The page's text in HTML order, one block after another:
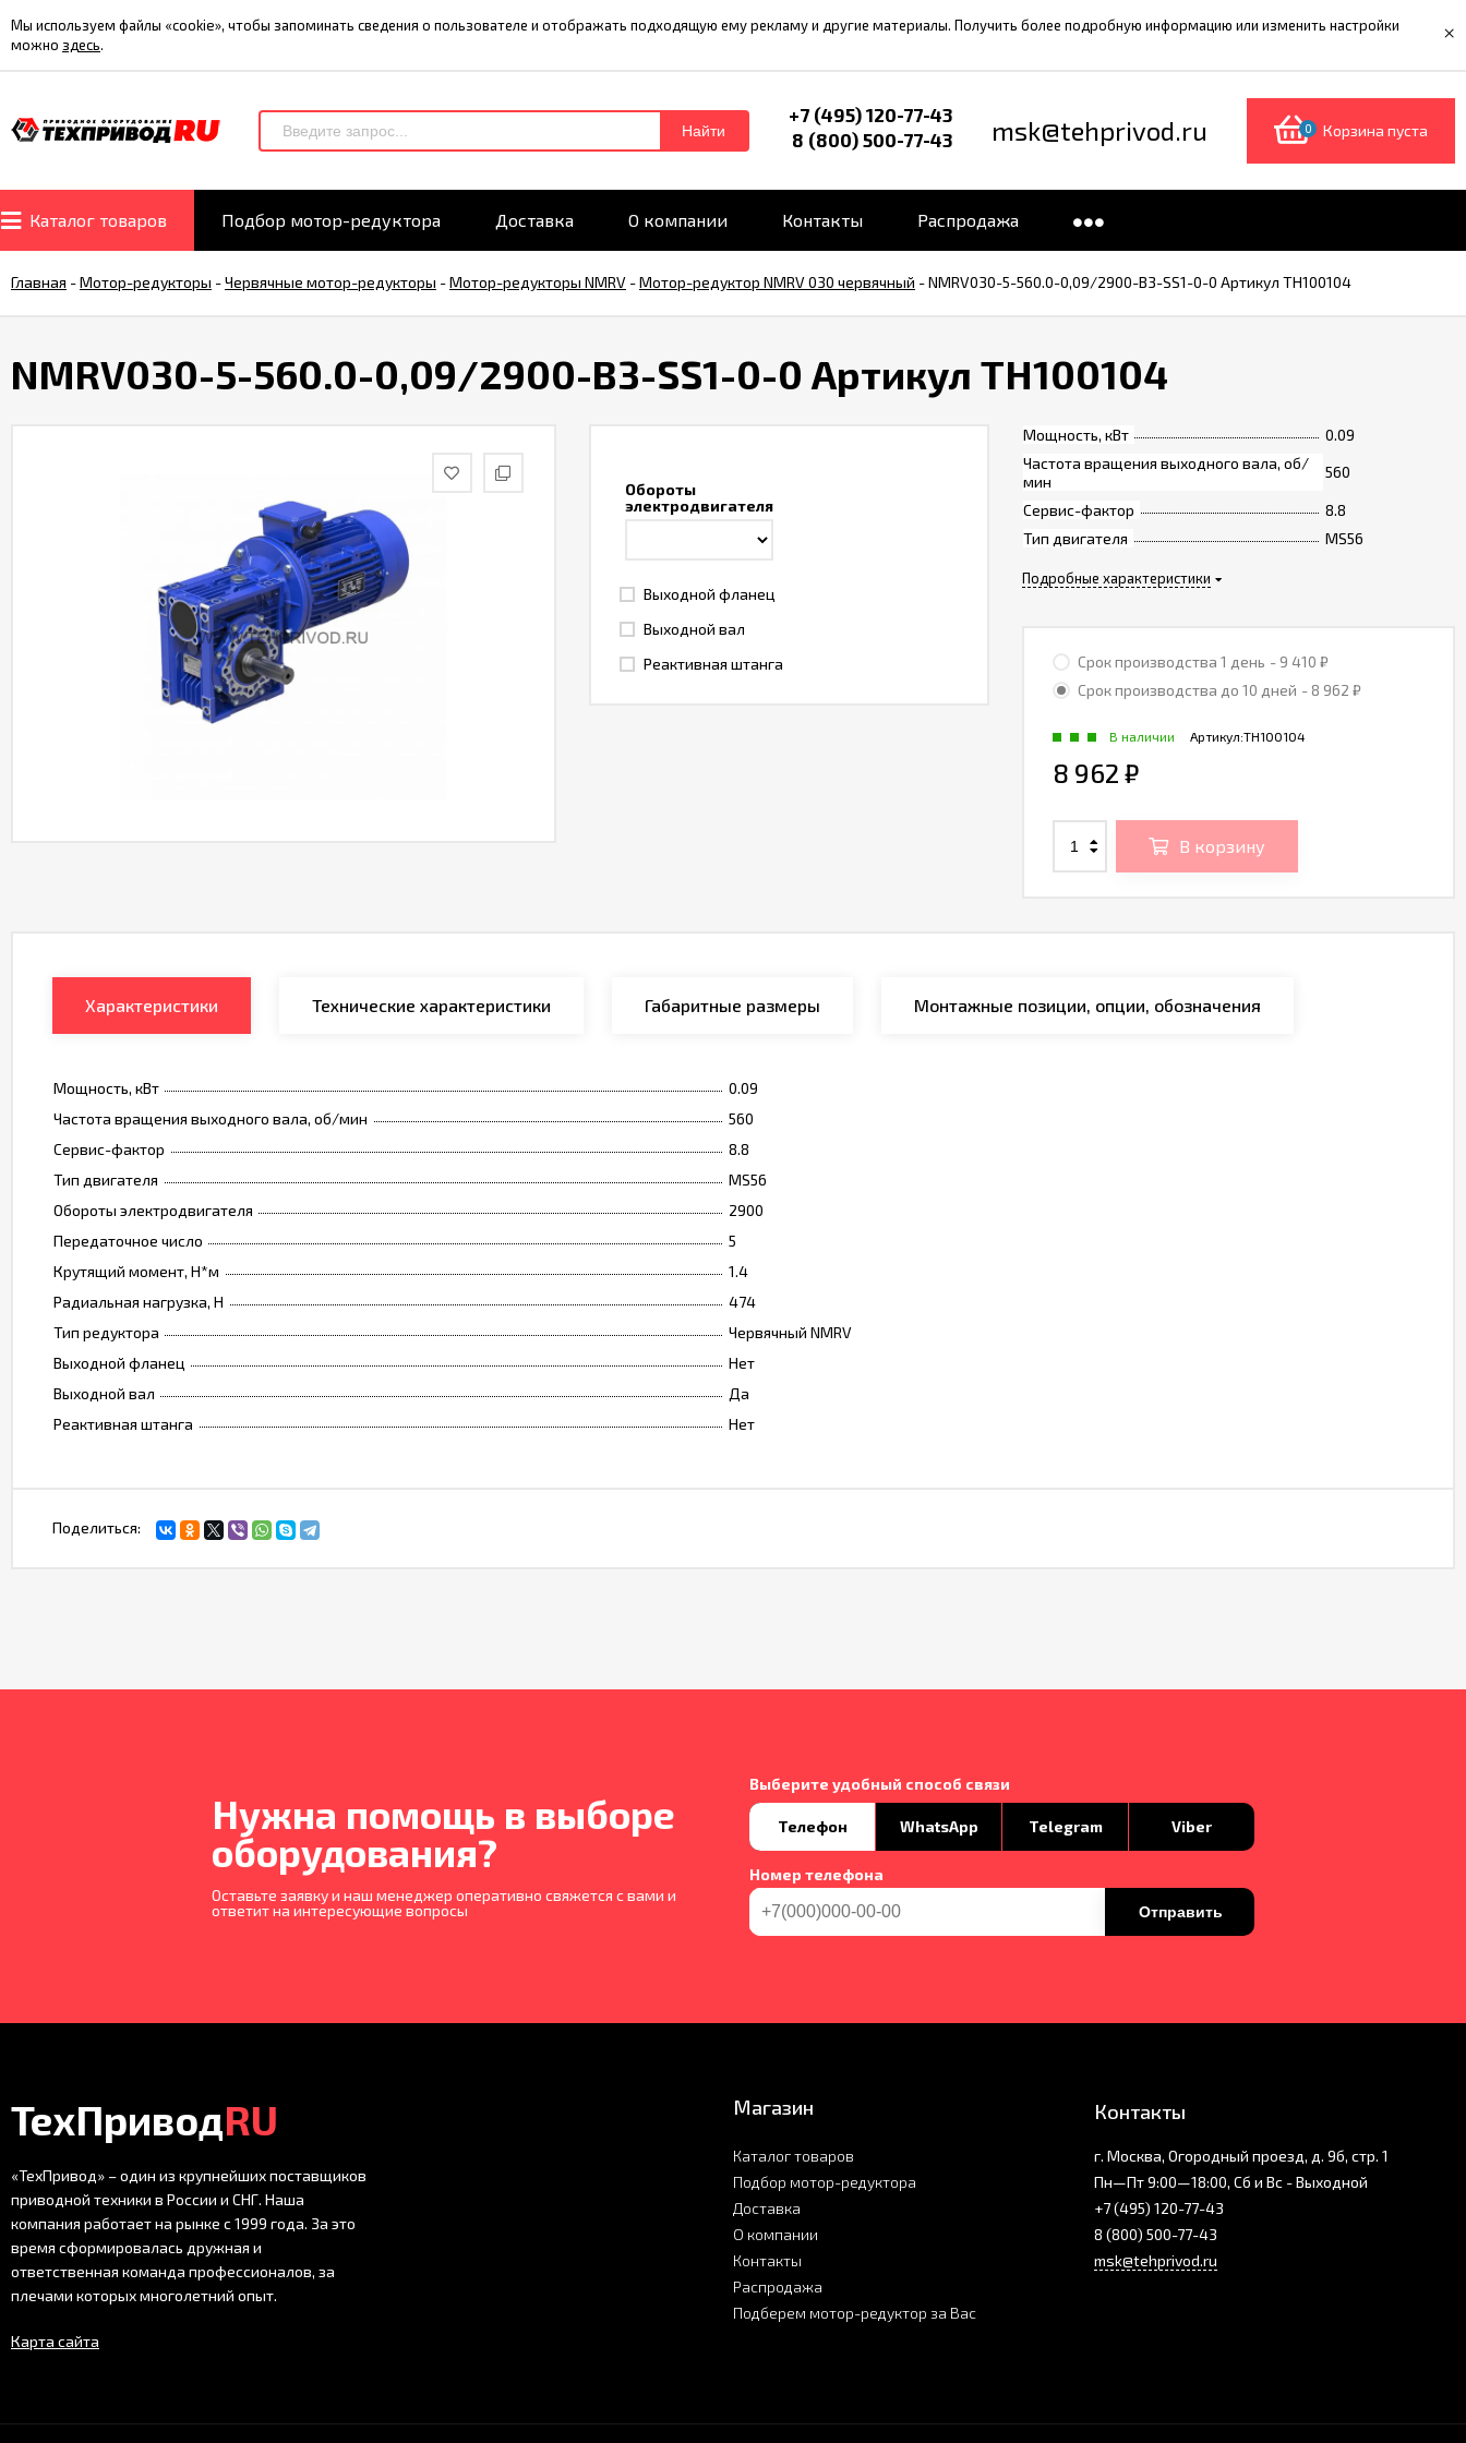
Мы используем файлы «cookie», чтобы запоминать сведения о пользователе и отображать подходящую ему рекламу и другие материалы. Получить более подробную информацию или изменить настройки
можно здесь. ×
Найти
+7 (495) 120-77-43
8 (800) 500-77-43
msk@tehprivod.ru 0 Корзина пуста
Каталог товаров Подбор мотор-редуктора Доставка О компании Контакты Распродажа
Главная -Мотор-редукторы -Червячные мотор-редукторы -Мотор-редукторы NMRV -Мотор-редуктор NMRV 030 червячный -NMRV030-5-560.0-0,09/2900-B3-SS1-0-0 Артикул TH100104
NMRV030-5-560.0-0,09/2900-B3-SS1-0-0 Артикул TH100104
Обороты
электродвигателя
Выходной фланец
Выходной вал
Реактивная штанга
Мощность, кВт
0.09
Частота вращения выходного вала, об/
мин
560
Сервис-фактор
8.8
Тип двигателя
MS56
Подробные характеристики
Срок производства 1 день - 9 410 ₽
Срок производства до 10 дней - 8 962 ₽
Артикул:TH100104
В наличии
8 962 ₽
В корзину
Характеристики Технические характеристики Габаритные размеры Монтажные позиции, опции, обозначения
Мощность, кВт
0.09
Частота вращения выходного вала, об/мин
560
Сервис-фактор
8.8
Тип двигателя
MS56
Обороты электродвигателя
2900
Передаточное число
5
Крутящий момент, Н*м
1.4
Радиальная нагрузка, Н
474
Тип редуктора
Червячный NMRV
Выходной фланец
Нет
Выходной вал
Да
Реактивная штанга
Нет
Поделиться:
Нужна помощь в выборе
оборудования?
Оставьте заявку и наш менеджер оперативно свяжется с вами и
ответит на интересующие вопросы
Выберите удобный способ связи
Телефон WhatsApp Telegram Viber
Номер телефона
Отправить
ТехПриводRU
«ТехПривод» – один из крупнейших поставщиков
приводной техники в России и СНГ. Наша
компания работает на рынке с 1999 года. За это
время сформировалась дружная и
ответственная команда профессионалов, за
плечами которых многолетний опыт.
Карта сайта
Магазин
Каталог товаров
Подбор мотор-редуктора
Доставка
О компании
Контакты
Распродажа
Подберем мотор-редуктор за Вас
Контакты
г. Москва, Огородный проезд, д. 9б, стр. 1
Пн—Пт 9:00—18:00, Сб и Вс - Выходной
+7 (495) 120-77-43
8 (800) 500-77-43
msk@tehprivod.ru